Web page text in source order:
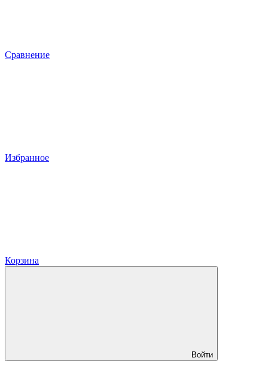
Сравнение
Избранное
Корзина
Войти